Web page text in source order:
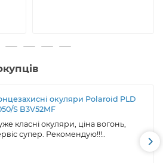
окуляри Polaroid PLD
S B3V52MF
класні окуляри, ціна вогонь,
супер. Рекомендую!!!..